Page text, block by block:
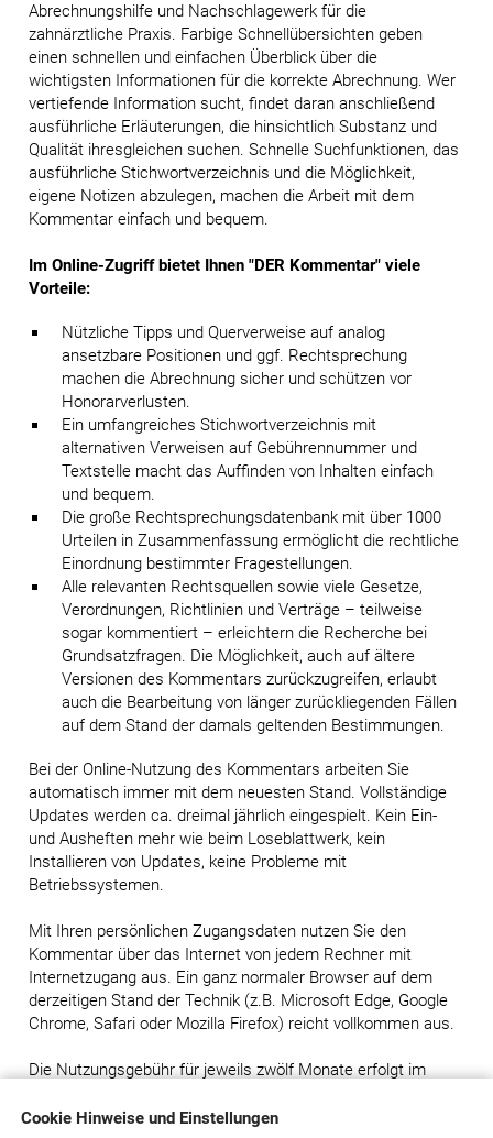
Cookie Hinweise und Einstellungen
Abrechnungshilfe und Nachschlagewerk für die
zahnärztliche Praxis. Farbige Schnellübersichten geben
einen schnellen und einfachen Überblick über die
wichtigsten Informationen für die korrekte Abrechnung. Wer
vertiefende Information sucht, findet daran anschließend
ausführliche Erläuterungen, die hinsichtlich Substanz und
Qualität ihresgleichen suchen. Schnelle Suchfunktionen, das
ausführliche Stichwortverzeichnis und die Möglichkeit,
eigene Notizen abzulegen, machen die Arbeit mit dem
Kommentar einfach und bequem.
Im Online-Zugriff bietet Ihnen "DER Kommentar" viele
Vorteile:
Nützliche Tipps und Querverweise auf analog
ansetzbare Positionen und ggf. Rechtsprechung
machen die Abrechnung sicher und schützen vor
Honorarverlusten.
Ein umfangreiches Stichwortverzeichnis mit
alternativen Verweisen auf Gebührennummer und
Textstelle macht das Auffinden von Inhalten einfach
und bequem.
Die große Rechtsprechungsdatenbank mit über 1000
Urteilen in Zusammenfassung ermöglicht die rechtliche
Einordnung bestimmter Fragestellungen.
Alle relevanten Rechtsquellen sowie viele Gesetze,
Verordnungen, Richtlinien und Verträge – teilweise
sogar kommentiert – erleichtern die Recherche bei
Grundsatzfragen. Die Möglichkeit, auch auf ältere
Versionen des Kommentars zurückzugreifen, erlaubt
auch die Bearbeitung von länger zurückliegenden Fällen
auf dem Stand der damals geltenden Bestimmungen.
Bei der Online-Nutzung des Kommentars arbeiten Sie
automatisch immer mit dem neuesten Stand. Vollständige
Updates werden ca. dreimal jährlich eingespielt. Kein Ein-
und Ausheften mehr wie beim Loseblattwerk, kein
Installieren von Updates, keine Probleme mit
Betriebssystemen.
Mit Ihren persönlichen Zugangsdaten nutzen Sie den
Kommentar über das Internet von jedem Rechner mit
Internetzugang aus. Ein ganz normaler Browser auf dem
derzeitigen Stand der Technik (z.B. Microsoft Edge, Google
Chrome, Safari oder Mozilla Firefox) reicht vollkommen aus.
Die Nutzungsgebühr für jeweils zwölf Monate erfolgt im
die Bestellung folgt. Die Jahresnutzung beträgt